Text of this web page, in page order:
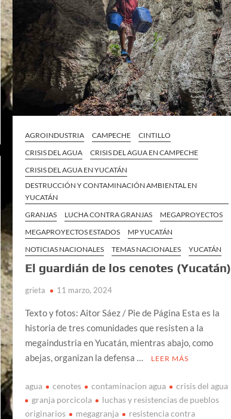
AGROINDUSTRIA CAMPECHE
CINTILLO
CRISIS DEL AGUA
CRISIS DEL AGUA EN CAMPECHE
CRISIS DEL AGUA EN YUCATÁN
DESTRUCCIÓN Y CONTAMINACIÓN AMBIENTAL EN
YUCATÁN
GRANJAS
LUCHA CONTRA GRANJAS
MEGAPROYECTOS
MEGAPROYECTOS ESTADOS
MP YUCATÁN
NOTICIAS NACIONALES
TEMAS NACIONALES YUCATÁN
El guardián de los cenotes (Yucatán)
grieta 11 marzo, 2024
Texto y fotos: Aitor Sáez / Pie de Página Esta es la
historia de tres comunidades que resisten a la
megaindustria en Yucatán, mientras abajo, como
abejas, organizan la defensa …
LEER MÁS
agua cenotes contaminacion agua
crisis del agua
granja porcicola
luchas y resistencias de pueblos
originarios
megagranja
resistencia contra